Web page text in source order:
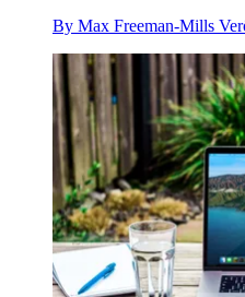
By Max Freeman-Mills